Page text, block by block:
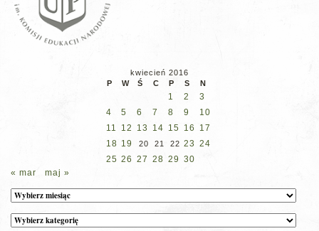
kwiecień 2016
P
W Ś C P S N
1 2
3
4
5 6 7 8 9
10
11
12 13 14 15 16
17
18 19 20 21 22 23 24
25 26 27 28 29 30
« mar
maj »
Archiwum
Kategorie
wpisów